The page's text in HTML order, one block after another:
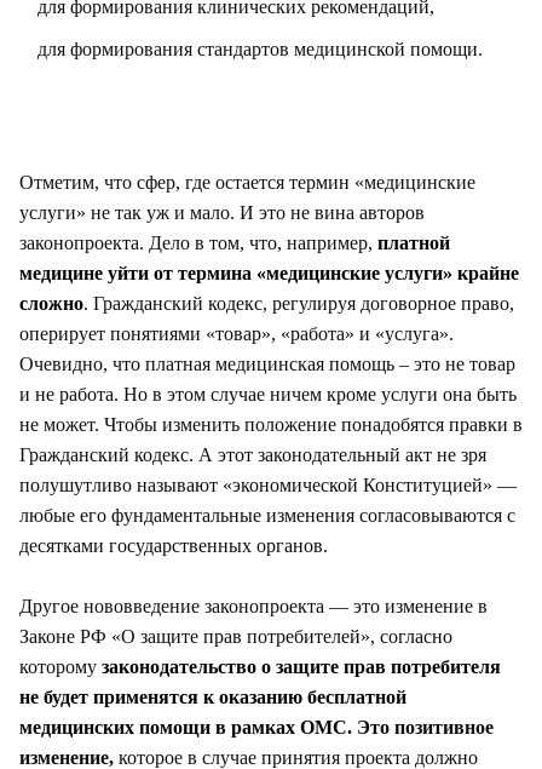
для формирования клинических рекомендаций,
для формирования стандартов медицинской помощи.
Отметим, что сфер, где остается термин «медицинские
услуги» не так уж и мало. И это не вина авторов
законопроекта. Дело в том, что, например, платной
медицине уйти от термина «медицинские услуги» крайне
сложно. Гражданский кодекс, регулируя договорное право,
оперирует понятиями «товар», «работа» и «услуга».
Очевидно, что платная медицинская помощь – это не товар
и не работа. Но в этом случае ничем кроме услуги она быть
не может. Чтобы изменить положение понадобятся правки в
Гражданский кодекс. А этот законодательный акт не зря
полушутливо называют «экономической Конституцией» —
любые его фундаментальные изменения согласовываются с
десятками государственных органов.
Другое нововведение законопроекта — это изменение в
Законе РФ «О защите прав потребителей», согласно
которому законодательство о защите прав потребителя
не будет применятся к оказанию бесплатной
медицинских помощи в рамках ОМС. Это позитивное
изменение, которое в случае принятия проекта должно